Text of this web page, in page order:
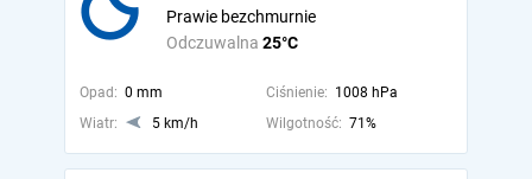
Odczuwalna 25°C
Prawie bezchmurnie
Opad: 0 mm Ciśnienie: 1008 hPa
Wiatr:
5 km/h Wilgotność: 71%